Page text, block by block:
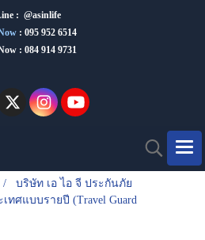
: @asinlife
: 095 952 6514
: 084 914 9731
บริษัท เอ ไอ จี ประกันภัย
ทศแบบรายปี (Travel Guard